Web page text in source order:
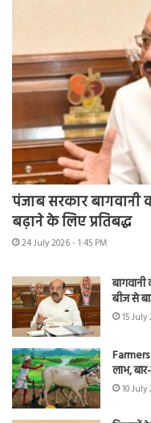
पंजाब सरकार
बढ़ाने के लिए प्रतिबद्ध
24 July 2026 - 1:45 PM
बीज से
15 July
लाभ,
10 July